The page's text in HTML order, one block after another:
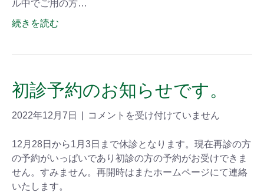
ル中でご用の方…
続きを読む
初診予約のお知らせです。
2022年12月7日 コメントを受け付けていません
12月28日から1月3日まで休診となります。現在再診の方
の予約がいっぱいであり初診の方の予約がお受けできま
せん。すみません。再開時はまたホームページにて連絡
いたします。